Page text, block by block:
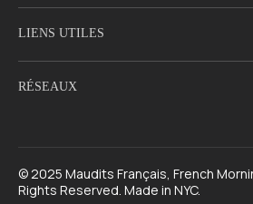
LIENS UTILES
RÉSEAUX
© 2025 Maudits Français, French
Rights Reserved. Made in NYC.